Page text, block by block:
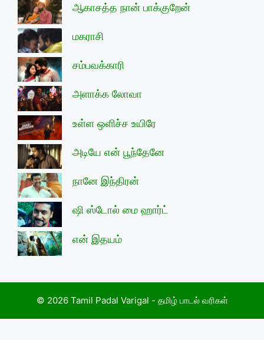
ஆகாசத்த நான் பாக்குறேன்
மகராசி
சம்பவக்காரி
அளாக்க லோவா
உள்ள ஒளிச்ச உயிரே
அடியே என் பூந்தேனே
நானே இந்திரன்
ஷி ஸ்டோல் மை ஹார்ட்
என் இதயம்
© 2026 Tamil Padal Varigal - தமிழ் பாடல் வரிகள்